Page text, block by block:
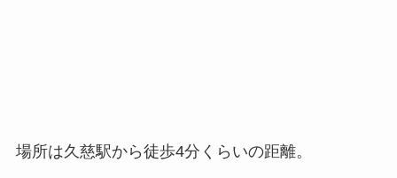
場所は久慈駅から徒歩4分くらいの距離。